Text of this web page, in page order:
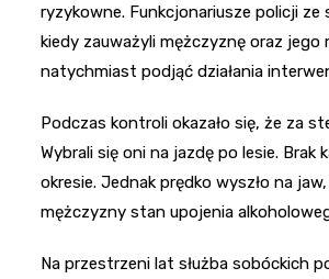
ryzykowne. Funkcjonariusze policji
kiedy zauważyli mężczyznę oraz
natychmiast podjąć działania
Podczas kontroli okazało się, że za
Wybrali się oni na jazdę po lesie. Brak
okresie. Jednak prędko wyszło na
mężczyzny stan upojenia
Na przestrzeni lat służba sobóckich